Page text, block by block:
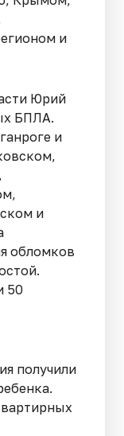
и
Юрий
БПЛА.
и
и
обломков
50
получили